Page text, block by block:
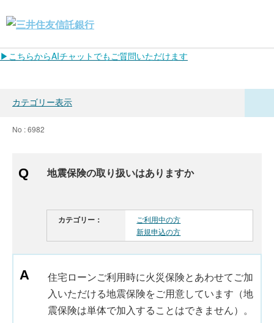
▶こちらからAIチャットでもご質問いただけます
カテゴリー表示
No : 6982
地震保険の取り扱いはありますか
カテゴリー：
ご利用中の方
新規申込の方
住宅ローンご利用時に火災保険とあわせてご加
入いただける地震保険をご用意しています（地
震保険は単体で加入することはできません）。